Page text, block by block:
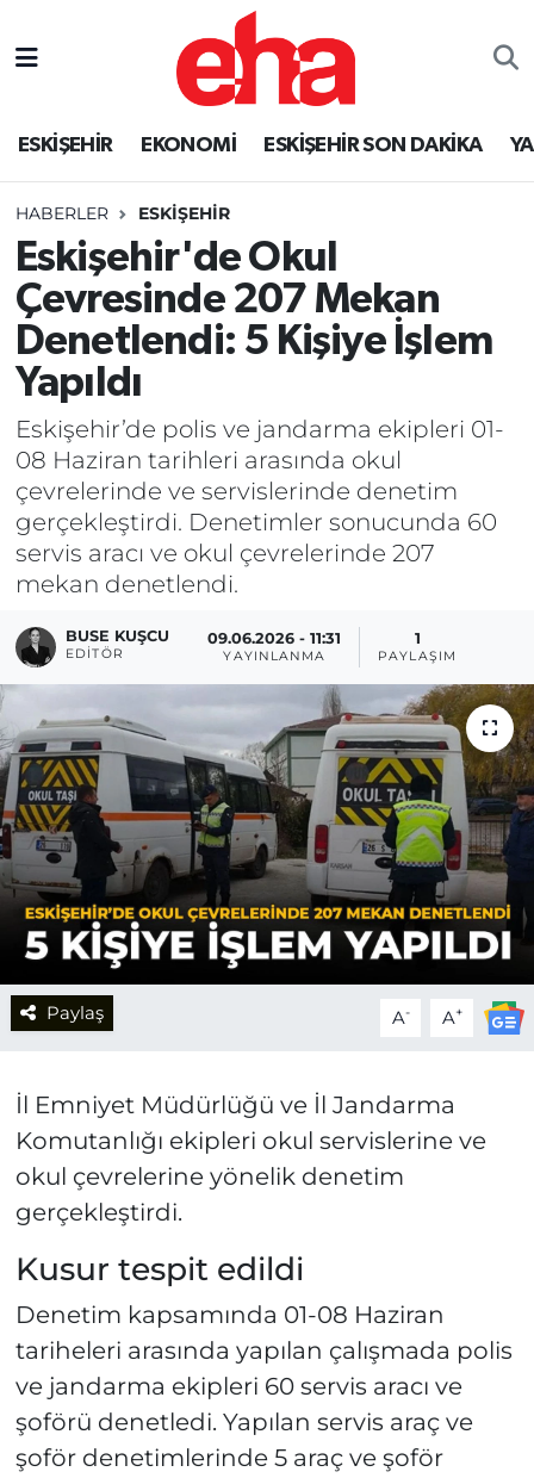
ESKİŞEHİR EKONOMİ ESKİŞEHİR SON DAKİKA
HABERLER ESKİŞEHİR
Eskişehir'de Okul
Çevresinde 207 Mekan
Denetlendi: 5 Kişiye İşlem
Yapıldı
Eskişehir’de polis ve jandarma ekipleri 01-
08 Haziran tarihleri arasında okul
çevrelerinde ve servislerinde denetim
gerçekleştirdi. Denetimler sonucunda 60
servis aracı ve okul çevrelerinde 207
mekan denetlendi.
BUSE KUŞCU
EDITÖR
09.06.2026 - 11:31
YAYINLANMA
1
PAYLAŞIM
Paylaş A- A+
İl Emniyet Müdürlüğü ve İl Jandarma
Komutanlığı ekipleri okul servislerine ve
okul çevrelerine yönelik denetim
gerçekleştirdi.
Kusur tespit edildi
Denetim kapsamında 01-08 Haziran
tariheleri arasında yapılan çalışmada polis
ve jandarma ekipleri 60 servis aracı ve
şoförü denetledi. Yapılan servis araç ve
şoför denetimlerinde 5 araç ve şoför